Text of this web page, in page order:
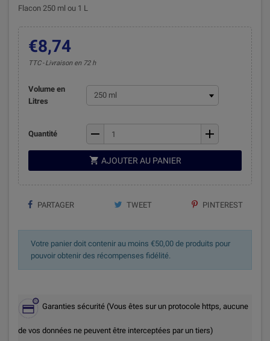
Flacon 250 ml ou 1 L
€8,74
TTC Livraison en 72 h
Volume en
Litres
Quantité remove add
 AJOUTER AU PANIER
PARTAGER TWEET PINTEREST
Votre panier doit contenir au moins €50,00 de produits pour
pouvoir obtenir des récompenses fidélité.
Garanties sécurité (Vous êtes sur un protocole https, aucune
de vos données ne peuvent être interceptées par un tiers)